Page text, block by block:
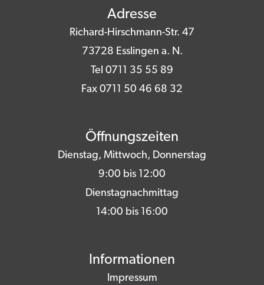
Adresse
Richard-Hirschmann-Str. 47
73728 Esslingen a. N.
Tel 0711 35 55 89
Fax 0711 50 46 68 32
Öffnungszeiten
Dienstag, Mittwoch, Donnerstag
9:00 bis 12:00
Dienstagnachmittag
14:00 bis 16:00
Informationen
Impressum